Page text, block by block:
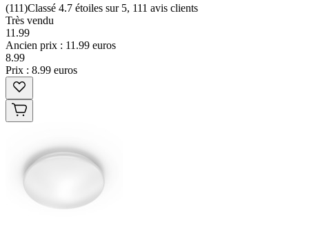
(111)Classé 4.7 étoiles sur 5, 111 avis clients
Très vendu
11.99
Ancien prix : 11.99 euros
8.99
Prix : 8.99 euros